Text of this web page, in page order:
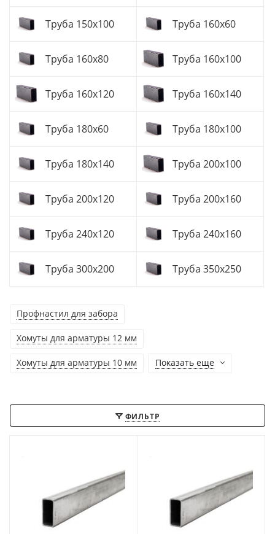
Труба 150x100 Труба 160x60
Труба 160x80 Труба 160x100
Труба 160x120 Труба 160x140
Труба 180x60 Труба 180x100
Труба 180x140 Труба 200x100
Труба 200x120 Труба 200x160
Труба 240x120 Труба 240x160
Труба 300x200 Труба 350x250
Профнастил для забора
Хомуты для арматуры 12 мм
Хомуты для арматуры 10 мм Показать еще
ФИЛЬТР